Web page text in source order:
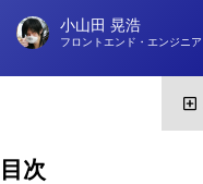
小山田 晃浩
フロントエンド・エンジニア
目次